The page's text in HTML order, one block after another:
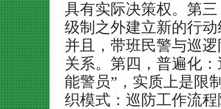
具有实际决策权。第
级制之外建立新的行
并且，带班民警与巡
关系。第四，普遍化
能警员”，实质上是限
织模式：巡防工作流